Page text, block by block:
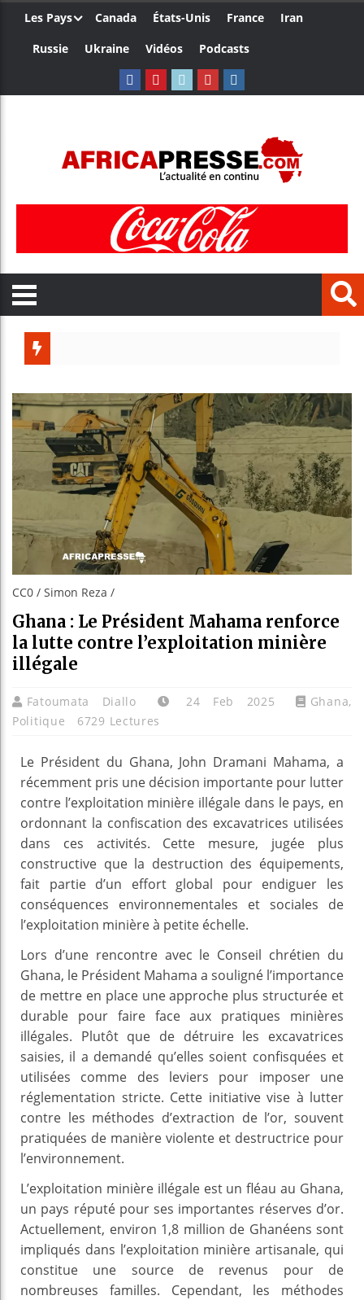
Les Pays Canada États-Unis France
Iran
Russie
Ukraine Vidéos Podcasts
Bénin :
Aliko
CC0 / Simon Reza /
Ghana : Le Président Mahama renforce
la lutte contre l’exploitation minière
illégale
Fatoumata Diallo 24 Feb 2025 Ghana,
Politique
6729 Lectures
Le Président du Ghana, John Dramani Mahama, a
récemment pris une décision importante pour lutter
contre l’exploitation minière illégale dans le pays, en
ordonnant la confiscation des excavatrices utilisées
dans ces activités. Cette mesure, jugée plus
constructive que la destruction des équipements,
fait partie d’un effort global pour endiguer les
conséquences environnementales et sociales de
l’exploitation minière à petite échelle.
Lors d’une rencontre avec le Conseil chrétien du
Ghana, le Président Mahama a souligné l’importance
de mettre en place une approche plus structurée et
durable pour faire face aux pratiques minières
illégales. Plutôt que de détruire les excavatrices
saisies, il a demandé qu’elles soient confisquées et
utilisées comme des leviers pour imposer une
réglementation stricte. Cette initiative vise à lutter
contre les méthodes d’extraction de l’or, souvent
pratiquées de manière violente et destructrice pour
l’environnement.
L’exploitation minière illégale est un fléau au Ghana,
un pays réputé pour ses importantes réserves d’or.
Actuellement, environ 1,8 million de Ghanéens sont
impliqués dans l’exploitation minière artisanale, qui
constitue une source de revenus pour de
nombreuses familles. Cependant, les méthodes